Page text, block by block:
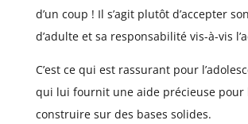
d’un coup ! Il s’agit plutôt d’accepter
d’adulte et sa responsabilité vis-à-vis
C’est ce qui est rassurant pour
qui lui fournit une aide précieuse pour
construire sur des bases solides.